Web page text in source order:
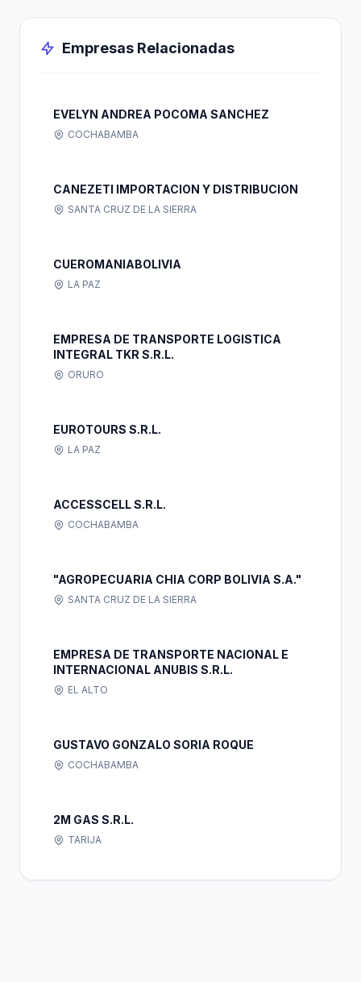
Empresas Relacionadas
EVELYN ANDREA POCOMA SANCHEZ
COCHABAMBA
CANEZETI IMPORTACION Y DISTRIBUCION
SANTA CRUZ DE LA SIERRA
CUEROMANIABOLIVIA
LA PAZ
EMPRESA DE TRANSPORTE LOGISTICA
INTEGRAL TKR S.R.L.
ORURO
EUROTOURS S.R.L.
LA PAZ
ACCESSCELL S.R.L.
COCHABAMBA
"AGROPECUARIA CHIA CORP BOLIVIA S.A."
SANTA CRUZ DE LA SIERRA
EMPRESA DE TRANSPORTE NACIONAL E
INTERNACIONAL ANUBIS S.R.L.
EL ALTO
GUSTAVO GONZALO SORIA ROQUE
COCHABAMBA
2M GAS S.R.L.
TARIJA